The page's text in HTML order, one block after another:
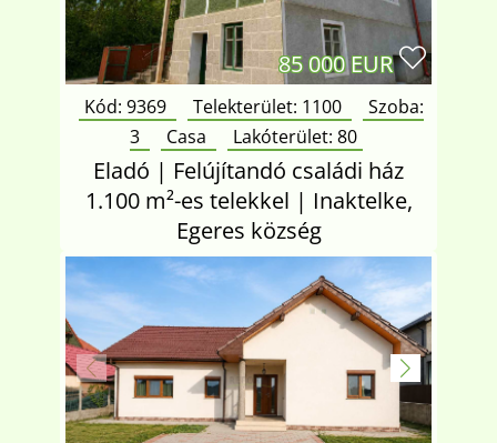
85 000 EUR
Kód: 9369 Telekterület: 1100
Szoba:
3
Casa Lakóterület: 80
Eladó | Felújítandó családi ház
1.100 m²-es telekkel | Inaktelke,
Egeres község